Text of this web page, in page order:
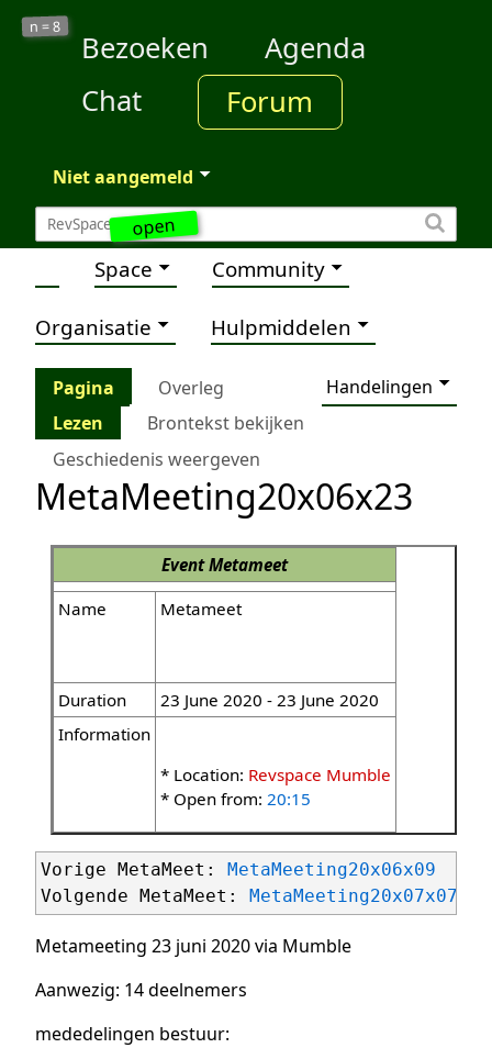
open
n =8
Bezoeken
Agenda
Chat
Forum
Niet aangemeld
Space Community
Organisatie Hulpmiddelen
Pagina Overleg
Handelingen
Lezen
Brontekst bekijken
Geschiedenis weergeven
MetaMeeting20x06x23
EventMetameet
Name
Metameet
Duration
23 June 2020 - 23 June 2020
Information
* Location: Revspace Mumble
* Open from: 20:15
Vorige MetaMeet:
MetaMeeting20x06x09
Volgende MetaMeet:
MetaMeeting20x07x07
Metameeting 23 juni 2020 via Mumble
Aanwezig: 14 deelnemers
mededelingen bestuur: